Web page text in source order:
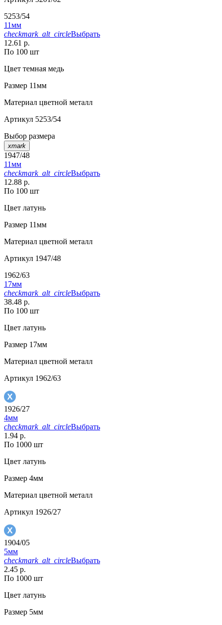
5253/54
11мм
checkmark_alt_circleВыбрать
12.61 р.
По 100 шт
Цвет темная медь
Размер 11мм
Материал цветной металл
Артикул 5253/54
Выбор размера
xmark
1947/48
11мм
checkmark_alt_circleВыбрать
12.88 р.
По 100 шт
Цвет латунь
Размер 11мм
Материал цветной металл
Артикул 1947/48
1962/63
17мм
checkmark_alt_circleВыбрать
38.48 р.
По 100 шт
Цвет латунь
Размер 17мм
Материал цветной металл
Артикул 1962/63
1926/27
4мм
checkmark_alt_circleВыбрать
1.94 р.
По 1000 шт
Цвет латунь
Размер 4мм
Материал цветной металл
Артикул 1926/27
1904/05
5мм
checkmark_alt_circleВыбрать
2.45 р.
По 1000 шт
Цвет латунь
Размер 5мм